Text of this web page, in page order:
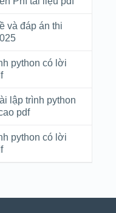
và đáp án thi
python có lời
lập trình python
pdf
python có lời